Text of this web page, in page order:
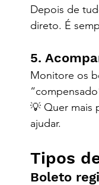
Depois de
direto. É
5.
Monitore os
💡 Quer mais
ajudar.
Tipos
Boleto